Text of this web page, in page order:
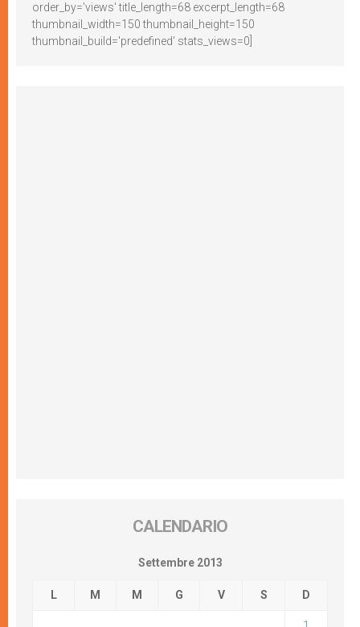
order_by='views' title_length=68 excerpt_length=68
thumbnail_width=150 thumbnail_height=150
thumbnail_build='predefined' stats_views=0]
CALENDARIO
Settembre 2013
L M M G V S D